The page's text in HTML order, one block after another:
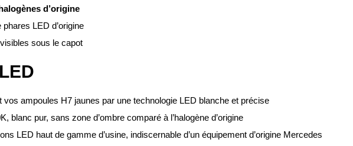
d’origine
LED d’origine
sous le capot
ampoules H7 jaunes par une technologie LED blanche et précise
blanc pur, sans zone d’ombre comparé à l’halogène d’origine
LED haut de gamme d’usine, indiscernable d’un équipement d’origine Mercedes